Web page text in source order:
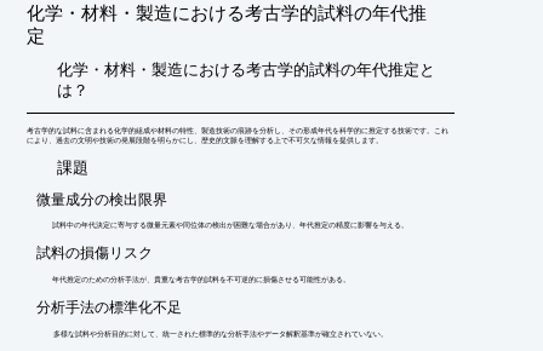
化学・材料・製造における考古学的試料の年代推
定
化学・材料・製造における考古学的試料の年代推定と
は？
考古学的な試料に含まれる化学的組成や材料の特性、製造技術の痕跡を分析し、その形成年代を科学的に推定する技術です。これ
により、過去の文明や技術の発展段階を明らかにし、歴史的文脈を理解する上で不可欠な情報を提供します。
​課題
微量成分の検出限界
試料中の年代決定に寄与する微量元素や同位体の検出が困難な場合があり、年代推定の精度に影響を与える。
試料の損傷リスク
年代推定のための分析手法が、貴重な考古学的試料を不可逆的に損傷させる可能性がある。
分析手法の標準化不足
多様な試料や分析目的に対して、統一された標準的な分析手法やデータ解釈基準が確立されていない。